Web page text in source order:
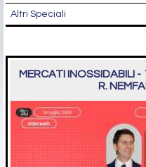
Altri Speciali
MERCATI INOSSIDABILI
R.